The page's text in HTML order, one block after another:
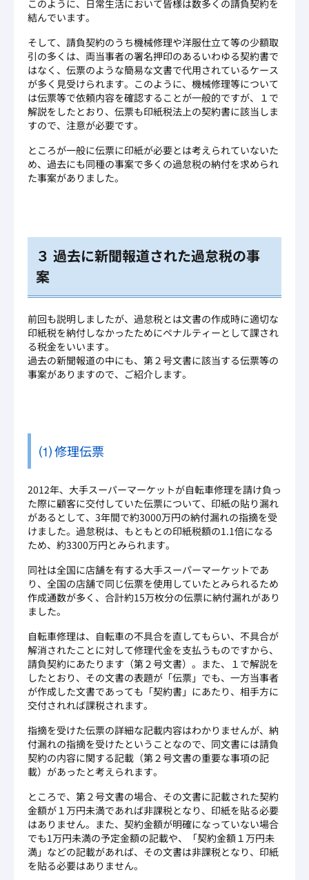
このように、日常生活において皆様は数多くの請負契約を
結んでいます。
そして、請負契約のうち機械修理や洋服仕立て等の少額取
引の多くは、両当事者の署名押印のあるいわゆる契約書で
はなく、伝票のような簡易な文書で代用されているケース
が多く見受けられます。このように、機械修理等について
は伝票等で依頼内容を確認することが一般的ですが、１で
解説をしたとおり、伝票も印紙税法上の契約書に該当しま
すので、注意が必要です。
ところが一般に伝票に印紙が必要とは考えられていないた
め、過去にも同種の事案で多くの過怠税の納付を求められ
た事案がありました。
３ 過去に新聞報道された過怠税の事
案
前回も説明しましたが、過怠税とは文書の作成時に適切な
印紙税を納付しなかったためにペナルティーとして課され
る税金をいいます。
過去の新聞報道の中にも、第２号文書に該当する伝票等の
事案がありますので、ご紹介します。
⑴ 修理伝票
2012年、大手スーパーマーケットが自転車修理を請け負っ
た際に顧客に交付していた伝票について、印紙の貼り漏れ
があるとして、3年間で約3000万円の納付漏れの指摘を受
けました。過怠税は、もともとの印紙税額の1.1倍になる
ため、約3300万円とみられます。
同社は全国に店舗を有する大手スーパーマーケットであ
り、全国の店舗で同じ伝票を使用していたとみられるため
作成通数が多く、合計約15万枚分の伝票に納付漏れがあり
ました。
自転車修理は、自転車の不具合を直してもらい、不具合が
解消されたことに対して修理代金を支払うものですから、
請負契約にあたります（第２号文書）。また、１で解説を
したとおり、その文書の表題が「伝票」でも、一方当事者
が作成した文書であっても「契約書」にあたり、相手方に
交付されれば課税されます。
指摘を受けた伝票の詳細な記載内容はわかりませんが、納
付漏れの指摘を受けたということなので、同文書には請負
契約の内容に関する記載（第２号文書の重要な事項の記
載）があったと考えられます。
ところで、第２号文書の場合、その文書に記載された契約
金額が１万円未満であれば非課税となり、印紙を貼る必要
はありません。また、契約金額が明確になっていない場合
でも1万円未満の予定金額の記載や、「契約金額１万円未
満」などの記載があれば、その文書は非課税となり、印紙
を貼る必要はありません。